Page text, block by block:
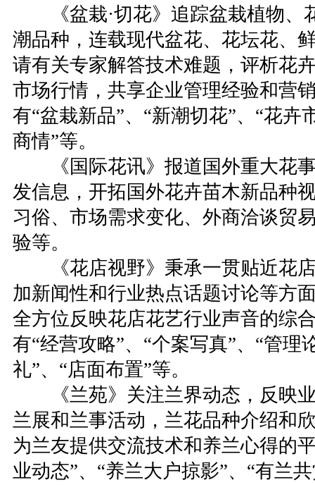
《盆栽·切花》追踪盆栽植物、
潮品种，连载现代盆花、花坛花、
请有关专家解答技术难题，评析花
市场行情，共享企业管理经验和营
有“盆栽新品”、“新潮切花”、“花卉
商情”等。
《国际花讯》报道国外重大花事
发信息，开拓国外花卉苗木新品种
习俗、市场需求变化、外商洽谈贸
验等。
《花店视野》秉承一贯贴近花店
加新闻性和行业热点话题讨论等方
全方位反映花店花艺行业声音的综
有“经营攻略”、“个案写真”、“管理
礼”、“店面布置”等。
《兰苑》关注兰界动态，反映业
兰展和兰事活动，兰花品种介绍和
为兰友提供交流技术和养兰心得的
业动态”、“养兰大户掠影”、“有兰